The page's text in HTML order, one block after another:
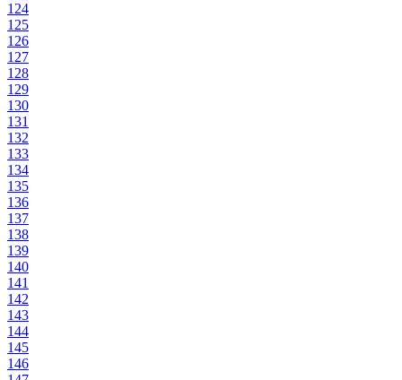
124
125
126
127
128
129
130
131
132
133
134
135
136
137
138
139
140
141
142
143
144
145
146